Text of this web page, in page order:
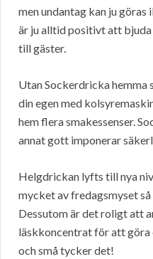
men undantag kan ju
är ju alltid positivt att bjuda
till gäster.
Utan Sockerdricka hemma
din egen med
hem flera smakessenser.
annat gott imponerar
Helgdrickan lyfts till nya
mycket av fredagsmyset
Dessutom är det roligt att
läskkoncentrat för att göra
och små tycker det!